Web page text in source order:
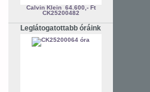
Calvin Klein 64.600,- Ft
CK25200482
Leglátogatottabb óráink